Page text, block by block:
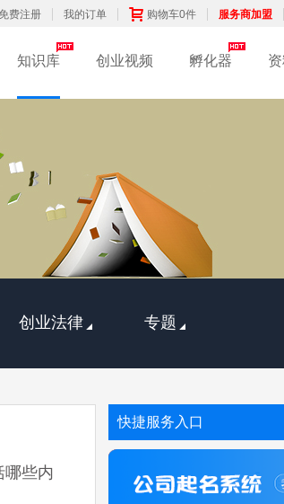
费注册 我的订单 购物车0件 服务商加盟
知识库 创业视频 孵化器
创业法律 专题
哪些内
快捷服务入口